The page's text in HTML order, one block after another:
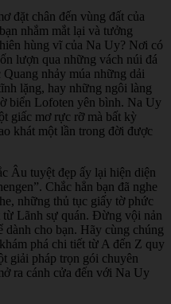
đặt chân đến vùng đất của
nhắm mắt lại và tưởng
hùng vĩ của Na Uy? Nơi có
lượn qua những vách núi đá
nhảy múa những dải
lặng, hay những ngôi làng
biển Lofoten yên bình. Na Uy
giấc mơ rực rỡ mà bất kỳ
khát một lần trong đời được
Âu tuyệt đẹp ấy lại hiện diện
Chắc hẳn bạn đã nghe
những thủ tục giấy tờ phức
Lãnh sự quán. Đừng vội nản
cho bạn. Hãy cùng chúng
phá chi tiết từ A đến Z quy
giải pháp trọn gói chuyên
ra cánh cửa đến với Na Uy